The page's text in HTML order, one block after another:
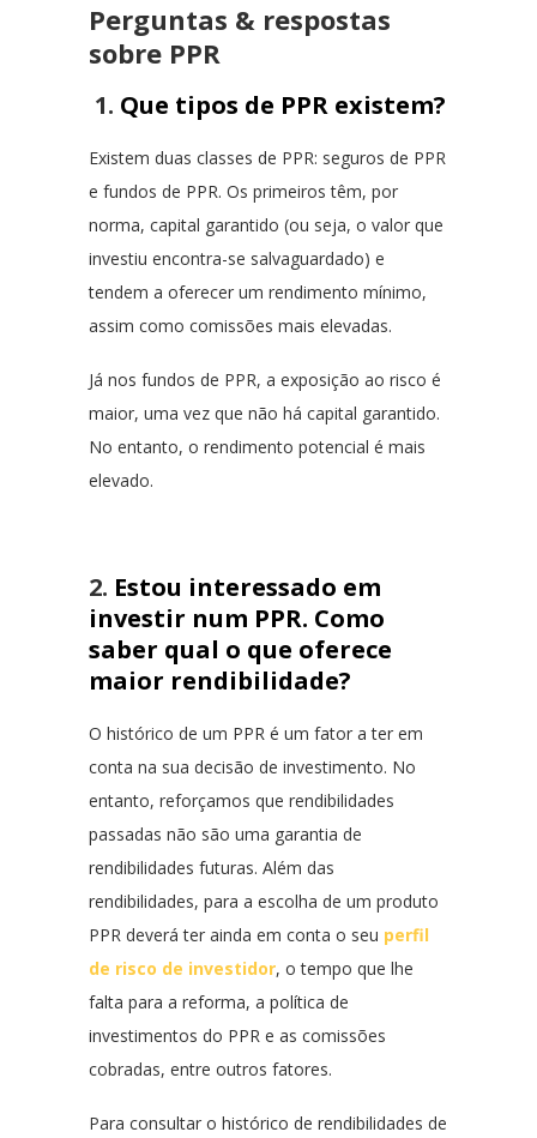
Perguntas & respostas
sobre PPR
1. Que tipos de PPR existem?
Existem duas classes de PPR: seguros de PPR
e fundos de PPR. Os primeiros têm, por
norma, capital garantido (ou seja, o valor que
investiu encontra-se salvaguardado) e
tendem a oferecer um rendimento mínimo,
assim como comissões mais elevadas.
Já nos fundos de PPR, a exposição ao risco é
maior, uma vez que não há capital garantido.
No entanto, o rendimento potencial é mais
elevado.
2. Estou interessado em
investir num PPR. Como
saber qual o que oferece
maior rendibilidade?
O histórico de um PPR é um fator a ter em
conta na sua decisão de investimento. No
entanto, reforçamos que rendibilidades
passadas não são uma garantia de
rendibilidades futuras. Além das
rendibilidades, para a escolha de um produto
PPR deverá ter ainda em conta o seu perfil
de risco de investidor, o tempo que lhe
falta para a reforma, a política de
investimentos do PPR e as comissões
cobradas, entre outros fatores.
Para consultar o histórico de rendibilidades de